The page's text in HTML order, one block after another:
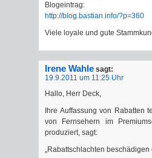
Blogeintrag:
http://blog.bastian.info/?p=360
Viele loyale und gute
Irene Wahle sagt:
19.9.2011 um 11:25 Uhr
Hallo, Herr Deck,
Ihre Auffassung von Rabatten
von Fernsehern im
produziert, sagt:
„Rabattschlachten beschädigen